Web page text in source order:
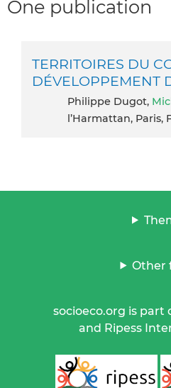
One publication
TERRITOIRES DU
DÉVELOPPEMENT
Philippe Dugot,
l’Harmattan, Paris,
Other
socioeco.org is part
and Ripess